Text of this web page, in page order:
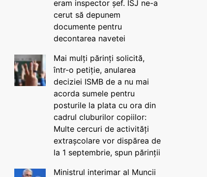
eram inspector șef. ISJ ne-a
cerut să depunem
documente pentru
decontarea navetei
Mai mulți părinți solicită,
într-o petiție, anularea
deciziei ISMB de a nu mai
acorda sumele pentru
posturile la plata cu ora din
cadrul cluburilor copiilor:
Multe cercuri de activități
extrașcolare vor dispărea de
la 1 septembrie, spun părinții
Ministrul interimar al Muncii